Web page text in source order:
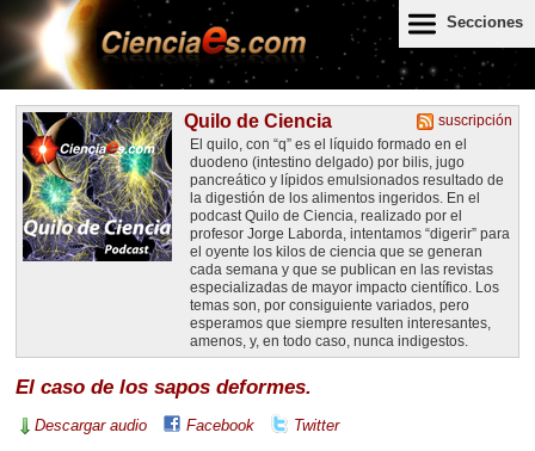
Secciones
suscripción
Quilo de Ciencia
El quilo, con “q” es el líquido formado en el
duodeno (intestino delgado) por bilis, jugo
pancreático y lípidos emulsionados resultado de
la digestión de los alimentos ingeridos. En el
podcast Quilo de Ciencia, realizado por el
profesor Jorge Laborda, intentamos “digerir” para
el oyente los kilos de ciencia que se generan
cada semana y que se publican en las revistas
especializadas de mayor impacto científico. Los
temas son, por consiguiente variados, pero
esperamos que siempre resulten interesantes,
amenos, y, en todo caso, nunca indigestos.
El caso de los sapos deformes.
Descargar audio Facebook Twitter